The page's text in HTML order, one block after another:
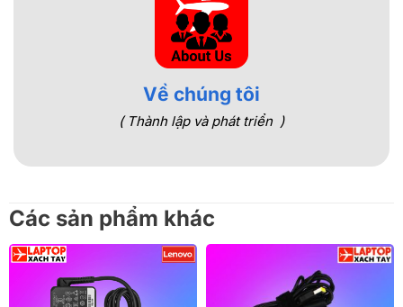
Về chúng tôi
( Thành lập và phát triển )
Các sản phẩm khác